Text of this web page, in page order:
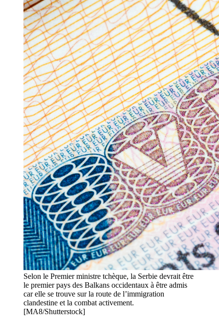
Selon le Premier ministre tchèque, la Serbie devrait être
le premier pays des Balkans occidentaux à être admis
car elle se trouve sur la route de l’immigration
clandestine et la combat activement.
[MA8/Shutterstock]